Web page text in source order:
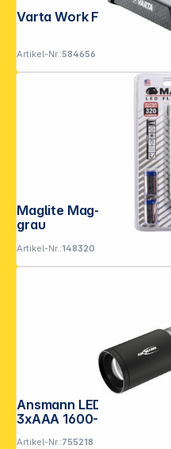
Artikel-Nr.:584656
Maglite Mag-Tac crowned bezel
grau
Artikel-Nr.:148320
Ansmann LED Taschenlampe Daily
3xAAA 1600-0429
Artikel-Nr.:755218
Folgen